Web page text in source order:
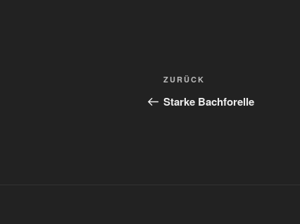
Beitragsnavigation
Vorheriger
Beitrag
ZURÜCK
Starke Bachforelle